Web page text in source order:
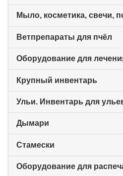
Ветпрепараты для пчёл
Оборудование для
Крупный инвентарь
Ульи. Инвентарь для
Дымари
Стамески
Оборудование для